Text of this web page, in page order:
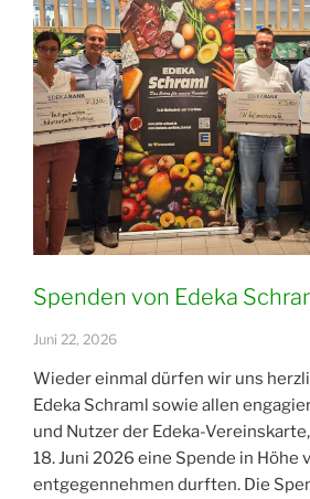
Spenden von Edeka
Juni 22, 2026
Wieder einmal dürfen wir uns
Edeka Schraml sowie allen
und Nutzer der Edeka-
18. Juni 2026 eine Spende in Höhe
entgegennehmen durften. Die